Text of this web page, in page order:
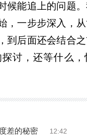
候能追上的问题
，一步步深入，
到后面还会结合
讨，还等什么，
差的秘密 12:42